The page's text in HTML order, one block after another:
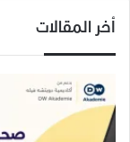
أخر المقالات